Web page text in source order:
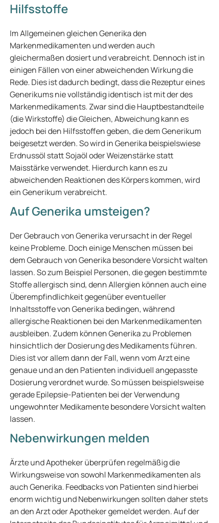
Hilfsstoffe
Im Allgemeinen gleichen Generika den
Markenmedikamenten und werden auch
gleichermaßen dosiert und verabreicht. Dennoch ist in
einigen Fällen von einer abweichenden Wirkung die
Rede. Dies ist dadurch bedingt, dass die Rezeptur eines
Generikums nie vollständig identisch ist mit der des
Markenmedikaments. Zwar sind die Hauptbestandteile
(die Wirkstoffe) die Gleichen, Abweichung kann es
jedoch bei den Hilfsstoffen geben, die dem Generikum
beigesetzt werden. So wird in Generika beispielswiese
Erdnussöl statt Sojaöl oder Weizenstärke statt
Maisstärke verwendet. Hierdurch kann es zu
abweichenden Reaktionen des Körpers kommen, wird
ein Generikum verabreicht.
Auf Generika umsteigen?
Der Gebrauch von Generika verursacht in der Regel
keine Probleme. Doch einige Menschen müssen bei
dem Gebrauch von Generika besondere Vorsicht walten
lassen. So zum Beispiel Personen, die gegen bestimmte
Stoffe allergisch sind, denn Allergien können auch eine
Überempfindlichkeit gegenüber eventueller
Inhaltsstoffe von Generika bedingen, während
allergische Reaktionen bei den Markenmedikamenten
ausbleiben. Zudem können Generika zu Problemen
hinsichtlich der Dosierung des Medikaments führen.
Dies ist vor allem dann der Fall, wenn vom Arzt eine
genaue und an den Patienten individuell angepasste
Dosierung verordnet wurde. So müssen beispielsweise
gerade Epilepsie-Patienten bei der Verwendung
ungewohnter Medikamente besondere Vorsicht walten
lassen.
Nebenwirkungen melden
Ärzte und Apotheker überprüfen regelmäßig die
Wirkungsweise von sowohl Markenmedikamenten als
auch Generika. Feedbacks von Patienten sind hierbei
enorm wichtig und Nebenwirkungen sollten daher stets
an den Arzt oder Apotheker gemeldet werden. Auf der